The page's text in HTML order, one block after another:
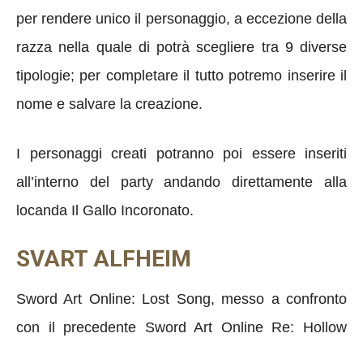
per rendere unico il personaggio, a eccezione della
razza nella quale di potrà scegliere tra 9 diverse
tipologie; per completare il tutto potremo inserire il
nome e salvare la creazione.
I personaggi creati potranno poi essere inseriti
all’interno del party andando direttamente alla
locanda Il Gallo Incoronato.
SVART ALFHEIM
Sword Art Online: Lost Song, messo a confronto
con il precedente Sword Art Online Re: Hollow